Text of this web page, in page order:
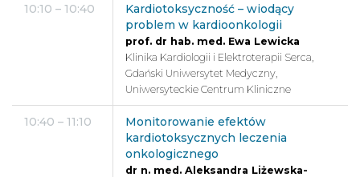
10:10 – 10:40
Kardiotoksyczność – wiodący
problem w kardioonkologii
prof. dr hab. med. Ewa Lewicka
Klinika Kardiologii i Elektroterapii Serca,
Gdański Uniwersytet Medyczny,
Uniwersyteckie Centrum Kliniczne
10:40 – 11:10
Monitorowanie efektów
kardiotoksycznych leczenia
onkologicznego
dr n. med. Aleksandra Liżewska-